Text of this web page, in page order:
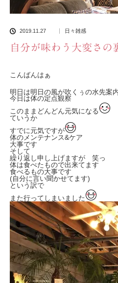
2019.11.27 日々雑感
自分が味わう大変さの
こんばんはぁ
明日は明日の風が吹くぅの水先案
今日は体の定点観察
このままどんどん元気になる
ていうか
すでに元気ですが
体のメンテナンス&ケア
大事です
そして
繰り返し申し上げますが 笑っ
体は食べたもので出来てます
食べるもの大事です
(自分に言い聞かせてます)
という訳で
また行ってしまいました